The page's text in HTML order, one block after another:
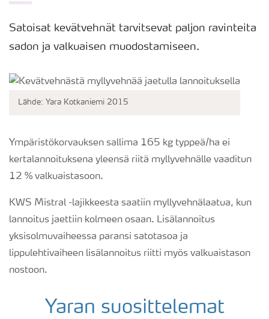
Satoisat kevätvehnät tarvitsevat paljon ravinteita
sadon ja valkuaisen muodostamiseen.
Lähde: Yara Kotkaniemi 2015
Ympäristökorvauksen sallima 165 kg typpeä/ha ei
kertalannoituksena yleensä riitä myllyvehnälle vaaditun
12 % valkuaistasoon.
KWS Mistral -lajikkeesta saatiin myllyvehnälaatua, kun
lannoitus jaettiin kolmeen osaan. Lisälannoitus
yksisolmuvaiheessa paransi satotasoa ja
lippulehtivaiheen lisälannoitus riitti myös valkuaistason
nostoon.
Yaran suosittelemat